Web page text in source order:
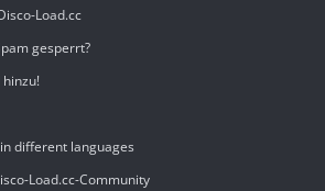
Load.cc
gesperrt?
different languages
Load.cc-Community